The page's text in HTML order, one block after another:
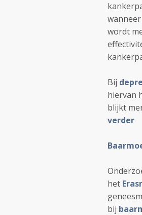
wanneer
wordt
Bij
hiervan
blijkt
verder
het
bij